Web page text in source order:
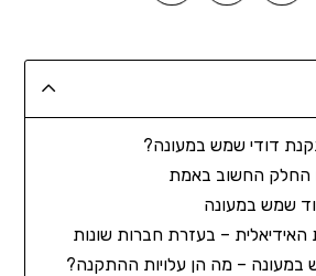
דודי שמש במעונה?
החלק החשוב באמת
שמש במעונה
– בעזרת חברות שונות
– מה הן עלויות ההתקנה?